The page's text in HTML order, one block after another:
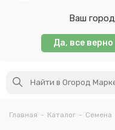
Ваш
Да, все верно
Главная - Каталог - Семена